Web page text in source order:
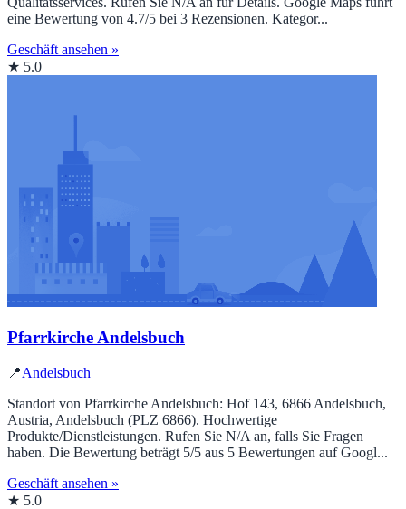
eine Bewertung von 4.7/5 bei 3 Rezensionen. Kategor...
Geschäft ansehen »
★ 5.0
Pfarrkirche Andelsbuch
📍Andelsbuch
Standort von Pfarrkirche Andelsbuch: Hof 143, 6866 Andelsbuch,
Austria, Andelsbuch (PLZ 6866). Hochwertige
Produkte/Dienstleistungen. Rufen Sie N/A an, falls Sie Fragen
haben. Die Bewertung beträgt 5/5 aus 5 Bewertungen auf Googl...
Geschäft ansehen »
★ 5.0